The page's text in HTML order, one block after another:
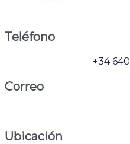
Teléfono
+34
Correo
Ubicación